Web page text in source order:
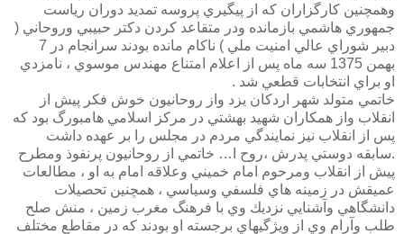
وهمچنين كارگزاران كه از پيگيري پروسه تمديد دوران رياست
جمهوري هاشمي بازمانده ودر متقاعد كردن دكتر حبيبي وروحاني (
دبير شوراي عالي امنيت ملي ) ناكام مانده بودند سرانجام در 7
بهمن 1375 سه ماه پس از اعلام امتناع مهندس موسوي ، نامزدي
او براي انتخابات قطعي شد .
خاتمي متولد شهر اردكان يزد واز روحانيون خوش فكر پيش از
انقلاب واز همكاران شهيد بهشتي در مركز اسلامي هامبورگ بود كه
پس از انقلاب نيز نمايندگي مردم در مجلس را بر عهده داشت
.سابقه دوستي پدرش ،روح ا… خاتمي از روحانيون پرنفوذ ومطرح
پيش از انقلاب ومرحوم امام خميني وعلاقه امام به او ، مطالعات
عميقش در زمينه هاي فلسفي وسياسي ، همچنين تحصيلات
دانشگاهي وآشنايي نزديك وي با فرهنگ مغرب زمين ، منش صلح
طلب وآرام وي از ويژگيهاي برجسته او بودند كه در مقاطع مختلف